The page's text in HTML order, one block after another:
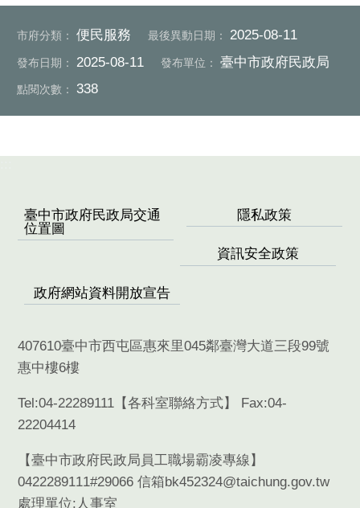
市府分類： 便民服務 最後異動日期： 2025-08-11
發布日期： 2025-08-11 發布單位： 臺中市政府民政局
點閱次數： 338
臺中市政府民政局交通
位置圖
隱私政策
資訊安全政策
政府網站資料開放宣告
407610臺中市西屯區惠來里045鄰臺灣大道三段99號
惠中樓6樓
Tel:04-22289111【各科室聯絡方式】 Fax:04-
22204414
【臺中市政府民政局員工職場霸凌專線】
0422289111#29066 信箱bk452324@taichung.gov.tw
處理單位:人事室